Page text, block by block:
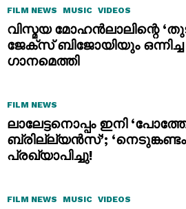
FILM NEWS MUSIC VIDEOS
വിസ്മയ മോഹൻലാലിന്റെ
ജേക്സ് ബിജോയിയും
ഗാനമെത്തി
FILM NEWS
ലാലേട്ടനൊപ്പം ഇനി
ബ്രില്ല്യൻസ്’; ‘നെടുങ്കണ്ടം
പ്രഖ്യാപിച്ചു!
FILM NEWS MUSIC VIDEOS